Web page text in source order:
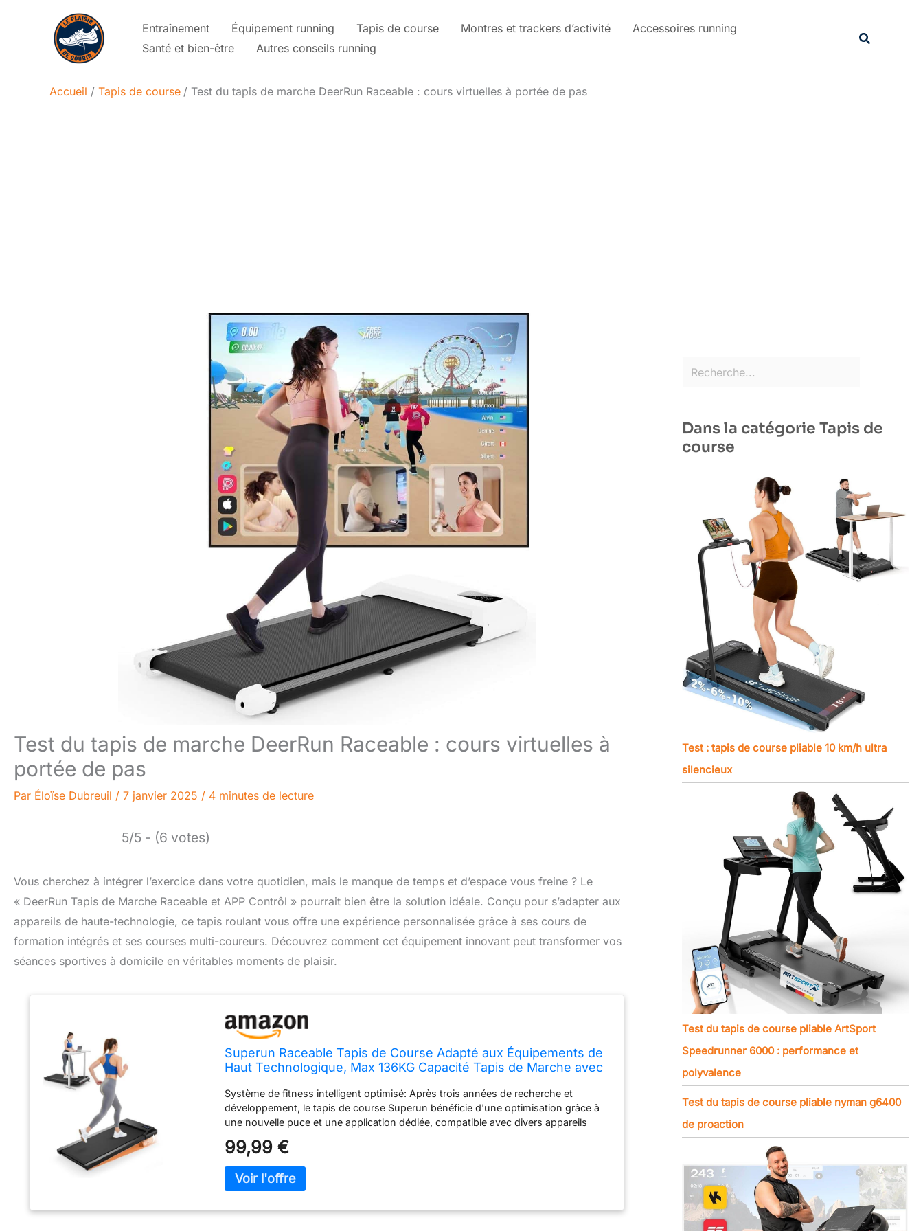
Entraînement Équipement running Tapis de course Montres et trackers d’activité
Accessoires running
Santé et bien-être
Autres conseils running
Accueil Tapis de course Test du tapis de marche DeerRun Raceable : cours virtuelles à portée de pas
Test du tapis de marche DeerRun Raceable : cours virtuelles à
portée de pas
Par Éloïse Dubreuil / 7 janvier 2025 / 4 minutes de lecture
5/5 - (6 votes)
Vous cherchez à intégrer l’exercice dans votre quotidien, mais le manque de temps et d’espace vous freine ? Le
« DeerRun Tapis de Marche Raceable et APP Contrôl » pourrait bien être la solution idéale. Conçu pour s’adapter aux
appareils de haute-technologie, ce tapis roulant vous offre une expérience personnalisée grâce à ses cours de
formation intégrés et ses courses multi-coureurs. Découvrez comment cet équipement innovant peut transformer vos
séances sportives à domicile en véritables moments de plaisir.
Superun Raceable Tapis de Course Adapté aux Équipements de
Haut Technologique, Max 136KG Capacité Tapis de Marche avec
Multi-Coureurs
Système de fitness intelligent optimisé: Après trois années de recherche et
développement, le tapis de course Superun bénéficie d'une optimisation grâce à
une nouvelle puce et une application dédiée, compatible avec divers appareils
aux ressources variées de compétitions en ligne, il aide les utilisateurs à réaliser
des entraînements quotidiens efficaces et à améliorer progressivement leurs
résultats sportifs. Service après-vente fiable et mise à jour de l'application: Ce
produit bénéficie d'une garantie d'un an et d'un service de retour gratuit. Notre
équipe de service client professionnelle reste disponible pour répondre à toutes
99,99 €
Dans la catégorie Tapis de
course
Test : tapis de course pliable 10 km/h ultra
silencieux
Test du tapis de course pliable ArtSport
Speedrunner 6000 : performance et
polyvalence
Test du tapis de course pliable nyman g6400
de proaction